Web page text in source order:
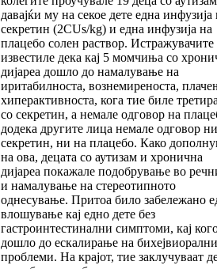
давајќи му на секое дете една инфузија
секретин (2CUs/kg) и една инфузија на
плацебо солен раствор. Истражувачите
известиле дека кај 5 момчиња со
дијареа дошло до намалување на
иритабилноста, вознемиреноста,
хиперактивноста, кога тие биле
со секретин, а немале одговор на
додека другите лица немале одговор
секретин, ни на плацебо. Како
на ова, децата со аутизам и хронична
дијареа покажале подобрување во
и намалување на стереотипното
однесување. Притоа било забележано
влошување кај едно дете без
гастроинтестинални симптоми, кај
дошло до ескалирање на
проблеми. На крајот, тие заклучуваат